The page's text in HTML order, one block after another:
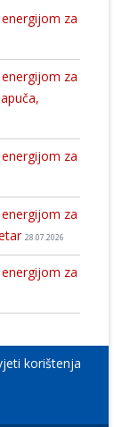
za
za
za
za
28.07.2026
za
korištenja